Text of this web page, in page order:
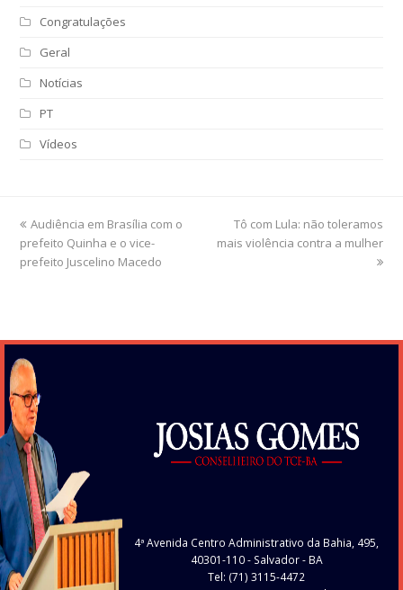
Congratulações
Geral
Notícias
PT
Vídeos
previous
post:
Audiência em Brasília com o
prefeito Quinha e o vice-
prefeito Juscelino Macedo
next
post:
Tô com Lula: não toleramos
mais violência contra a mulher
4ª Avenida Centro Administrativo da Bahia, 495,
40301-110- Salvador - BA
Tel: (71) 3115-4472